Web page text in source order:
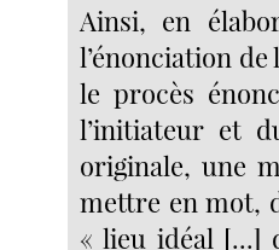
Ainsi, en
l’énonciation
le procès
l’initiateur et
originale, une
mettre en mot,
« lieu idéal [...]